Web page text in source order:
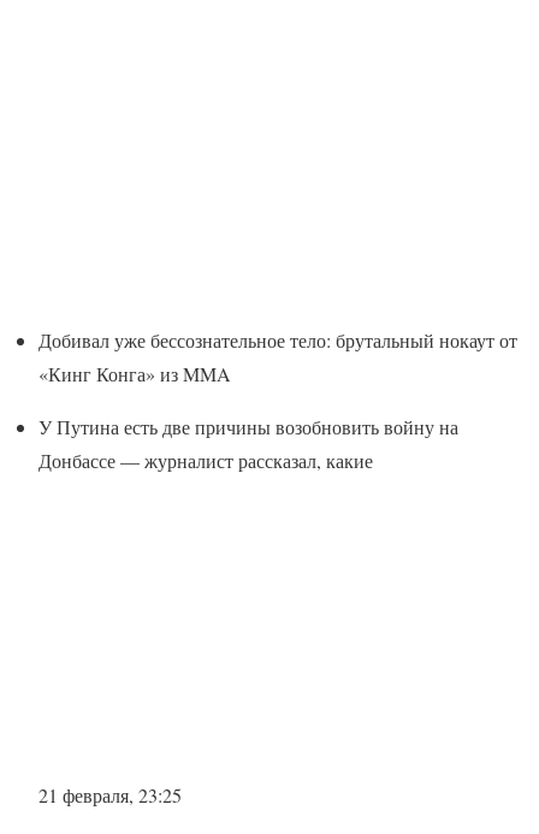
Добивал уже бессознательное тело: брутальный нокаут от
«Кинг Конга» из MMA
У Путина есть две причины возобновить войну на
Донбассе — журналист рассказал, какие
21 февраля, 23:25